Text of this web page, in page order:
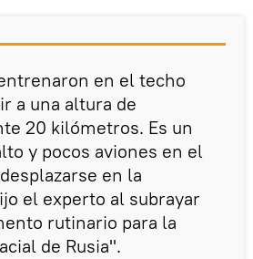
en el techo
a una altura de
20 kilómetros. Es un
y pocos aviones en el
en la
el experto al subrayar
rutinario para la
de Rusia".